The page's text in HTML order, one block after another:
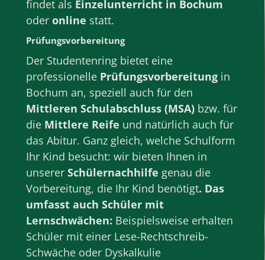
findet als Einzelunterricht in Bochum
oderonline statt.
Prüfungsvorbereitung
Der Studentenring bietet eine
professionelle Prüfungsvorbereitung in
Bochum an, speziell auch für den
Mittleren Schulabschluss (MSA) bzw. für
die Mittlere Reife und natürlich auch für
das Abitur. Ganz gleich, welche Schulform
Ihr Kind besucht: wir bieten Ihnen in
unsererSchülernachhilfe genau die
Vorbereitung, die Ihr Kind benötigt. Das
umfasst auch Schüler mit
Lernschwächen: Beispielsweise erhalten
Schüler mit einer Lese-Rechtschreib-
Schwäche oder Dyskalkulie